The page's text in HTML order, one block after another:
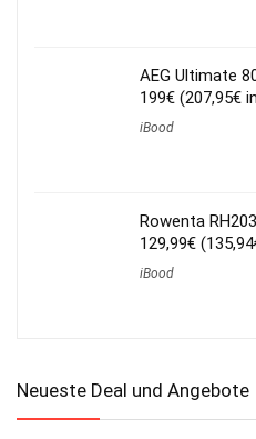
AEG Ultimate
199€ (207,95€
iBood
Rowenta
129,99€
iBood
Neueste Deal und Angebote